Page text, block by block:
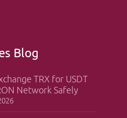
Blog
TRX for USDT
Network Safely